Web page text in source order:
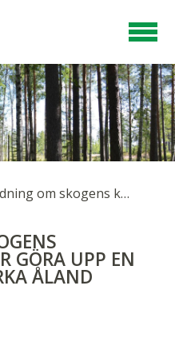
Utredning om skogens kolbalans hjälper göra upp en plan för att stärka Åland kolsänkor
GÖRA UPP EN
ÅLAND